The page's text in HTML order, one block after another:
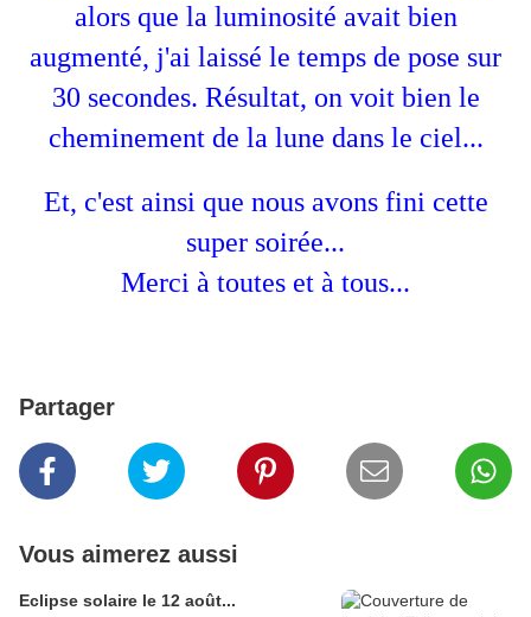
alors que la luminosité avait bien
augmenté, j'ai laissé le temps de pose sur
30 secondes. Résultat, on voit bien le
cheminement de la lune dans le ciel...
Et, c'est ainsi que nous avons fini cette
super soirée...
Merci à toutes et à tous...
Partager
Vous aimerez aussi
Eclipse solaire le 12 août...